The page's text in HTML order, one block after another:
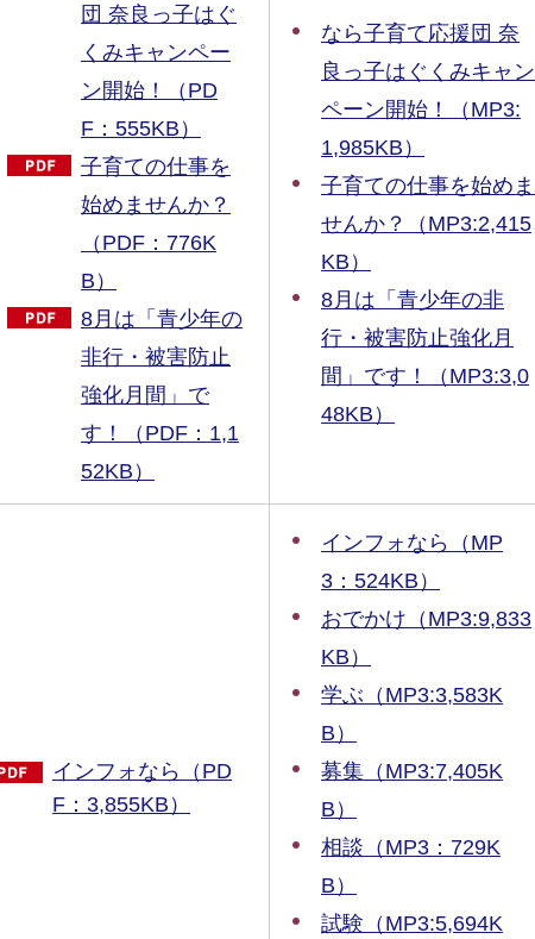
団 奈良っ子はぐ
くみキャンペー
ン開始！（PD
F：555KB）
子育ての仕事を
始めませんか？
（PDF：776K
B）
8月は「青少年の
非行・被害防止
強化月間」で
す！（PDF：1,1
52KB）
なら子育て応援団 奈
良っ子はぐくみキャン
ペーン開始！（MP3:
1,985KB）
子育ての仕事を始めま
せんか？（MP3:2,415
KB）
8月は「青少年の非
行・被害防止強化月
間」です！（MP3:3,0
48KB）
インフォなら（PD
F：3,855KB）
インフォなら（MP
3：524KB）
おでかけ（MP3:9,833
KB）
学ぶ（MP3:3,583K
B）
募集（MP3:7,405K
B）
相談（MP3：729K
B）
試験（MP3:5,694K